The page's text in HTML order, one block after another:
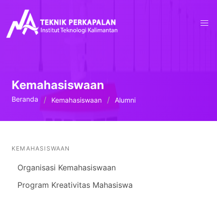
Kemahasiswaan
Beranda Kemahasiswaan Alumni
KEMAHASISWAAN
Organisasi Kemahasiswaan
Program Kreativitas Mahasiswa